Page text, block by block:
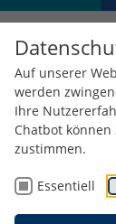
Auf unserer
werden
Ihre
Chatbot
zustimmen.
Essentiell